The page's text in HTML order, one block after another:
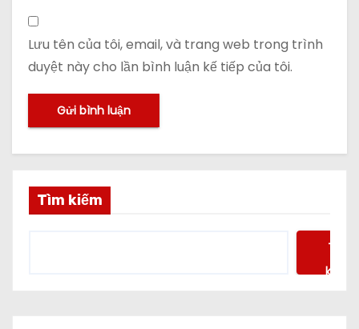
Lưu tên của tôi, email, và trang web trong trình
duyệt này cho lần bình luận kế tiếp của tôi.
Tìm kiếm
Tìm
kiếm